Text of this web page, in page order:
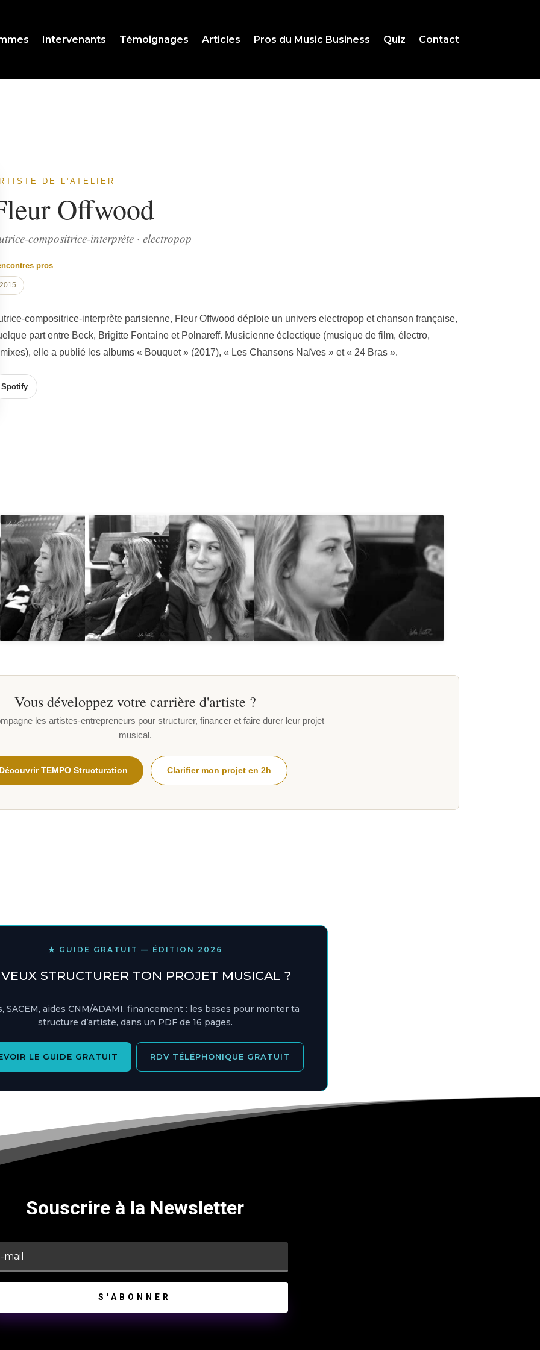
Intervenants Témoignages Articles Pros du Music Business Quiz Contact
DE L'ATELIER
Offwood
compositrice-interprète · electropop
pros
2015
compositrice-interprète parisienne, Fleur Offwood déploie un univers electropop et chanson française,
part entre Beck, Brigitte Fontaine et Polnareff. Musicienne éclectique (musique de film, électro,
elle a publié les albums « Bouquet » (2017), « Les Chansons Naïves » et « 24 Bras ».
Spotify
Vous développez votre carrière d'artiste ?
les artistes-entrepreneurs pour structurer, financer et faire durer leur projet
musical.
Découvrir TEMPO Structuration Clarifier mon projet en 2h
★ GUIDE GRATUIT — ÉDITION 2026
STRUCTURER TON PROJET MUSICAL ?
SACEM, aides CNM/ADAMI, financement : les bases pour monter ta
structure d’artiste, dans un PDF de 16 pages.
LE GUIDE GRATUIT RDV TÉLÉPHONIQUE GRATUIT
Souscrire à la Newsletter
S'ABONNER